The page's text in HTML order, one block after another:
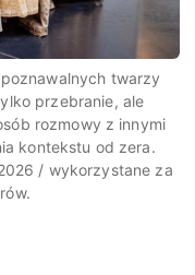
twarzy
przebranie, ale
rozmowy z innymi
kontekstu od zera.
/ wykorzystane za